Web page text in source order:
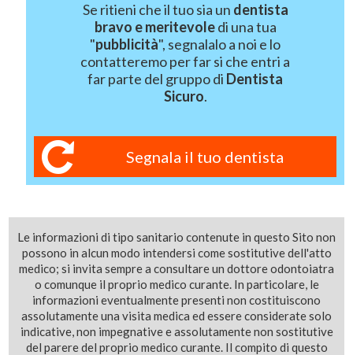
Se ritieni che il tuo sia un dentista
bravo e meritevoledi una tua
"pubblicità", segnalalo a noi e lo
contatteremo per far si che entri a
far parte del gruppo di Dentista
Sicuro.
Segnala il tuo dentista
Le informazioni di tipo sanitario contenute in questo Sito non
possono in alcun modo intendersi come sostitutive dell'atto
medico; si invita sempre a consultare un dottore odontoiatra
o comunque il proprio medico curante. In particolare, le
informazioni eventualmente presenti non costituiscono
assolutamente una visita medica ed essere considerate solo
indicative, non impegnative e assolutamente non sostitutive
del parere del proprio medico curante. Il compito di questo